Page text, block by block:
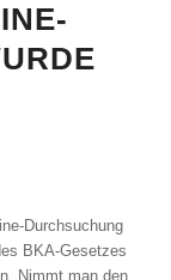
Durchsuchung
BKA-Gesetzes
Nimmt man den